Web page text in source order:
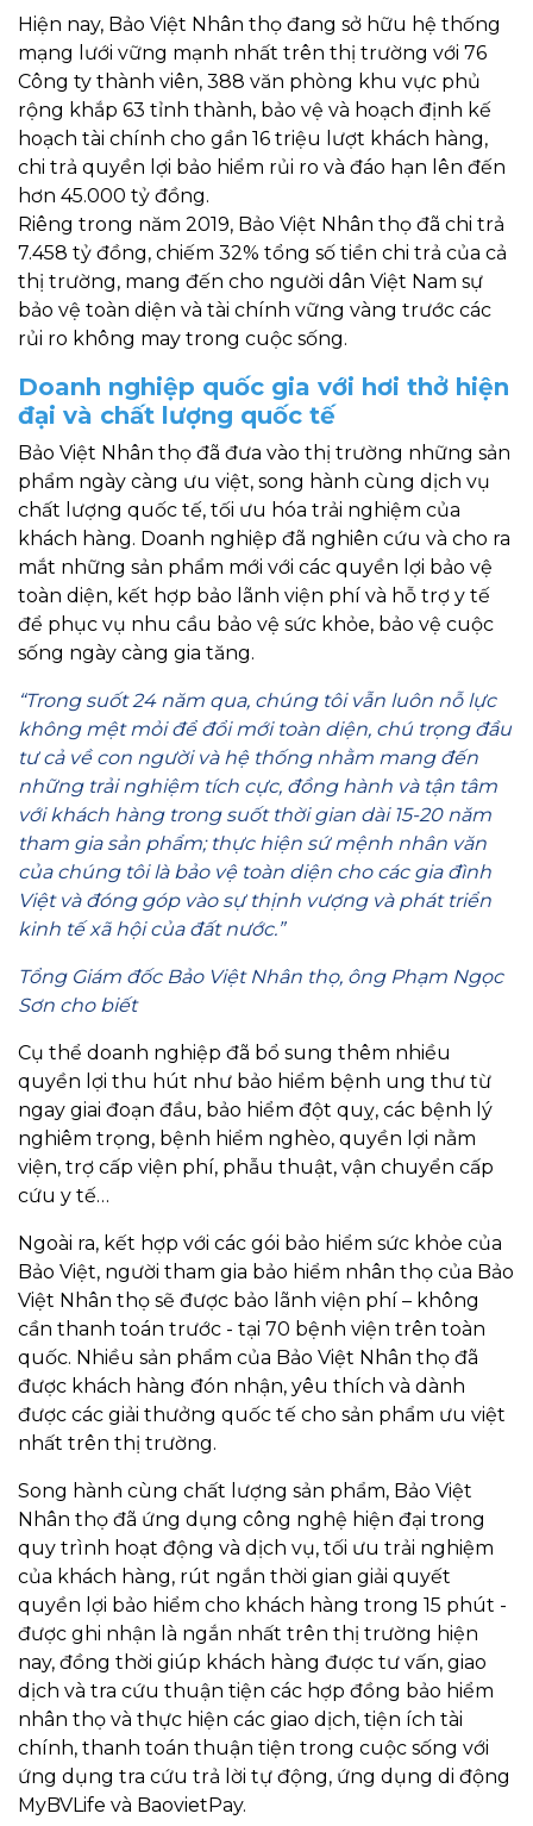
Hiện nay, Bảo Việt Nhân thọ đang sở hữu hệ thống
mạng lưới vững mạnh nhất trên thị trường với 76
Công ty thành viên, 388 văn phòng khu vực phủ
rộng khắp 63 tỉnh thành, bảo vệ và hoạch định kế
hoạch tài chính cho gần 16 triệu lượt khách hàng,
chi trả quyền lợi bảo hiểm rủi ro và đáo hạn lên đến
hơn 45.000 tỷ đồng.
Riêng trong năm 2019, Bảo Việt Nhân thọ đã chi trả
7.458 tỷ đồng, chiếm 32% tổng số tiền chi trả của cả
thị trường, mang đến cho người dân Việt Nam sự
bảo vệ toàn diện và tài chính vững vàng trước các
rủi ro không may trong cuộc sống.
Doanh nghiệp quốc gia với hơi thở hiện
đại và chất lượng quốc tế
Bảo Việt Nhân thọ đã đưa vào thị trường những sản
phẩm ngày càng ưu việt, song hành cùng dịch vụ
chất lượng quốc tế, tối ưu hóa trải nghiệm của
khách hàng. Doanh nghiệp đã nghiên cứu và cho ra
mắt những sản phẩm mới với các quyền lợi bảo vệ
toàn diện, kết hợp bảo lãnh viện phí và hỗ trợ y tế
để phục vụ nhu cầu bảo vệ sức khỏe, bảo vệ cuộc
sống ngày càng gia tăng.
“Trong suốt 24 năm qua, chúng tôi vẫn luôn nỗ lực
không mệt mỏi để đổi mới toàn diện, chú trọng đầu
tư cả về con người và hệ thống nhằm mang đến
những trải nghiệm tích cực, đồng hành và tận tâm
với khách hàng trong suốt thời gian dài 15-20 năm
tham gia sản phẩm; thực hiện sứ mệnh nhân văn
của chúng tôi là bảo vệ toàn diện cho các gia đình
Việt và đóng góp vào sự thịnh vượng và phát triển
kinh tế xã hội của đất nước.”
Tổng Giám đốc Bảo Việt Nhân thọ, ông Phạm Ngọc
Sơn cho biết
Cụ thể doanh nghiệp đã bổ sung thêm nhiều
quyền lợi thu hút như bảo hiểm bệnh ung thư từ
ngay giai đoạn đầu, bảo hiểm đột quỵ, các bệnh lý
nghiêm trọng, bệnh hiểm nghèo, quyền lợi nằm
viện, trợ cấp viện phí, phẫu thuật, vận chuyển cấp
cứu y tế…
Ngoài ra, kết hợp với các gói bảo hiểm sức khỏe của
Bảo Việt, người tham gia bảo hiểm nhân thọ của Bảo
Việt Nhân thọ sẽ được bảo lãnh viện phí – không
cần thanh toán trước - tại 70 bệnh viện trên toàn
quốc. Nhiều sản phẩm của Bảo Việt Nhân thọ đã
được khách hàng đón nhận, yêu thích và dành
được các giải thưởng quốc tế cho sản phẩm ưu việt
nhất trên thị trường.
Song hành cùng chất lượng sản phẩm, Bảo Việt
Nhân thọ đã ứng dụng công nghệ hiện đại trong
quy trình hoạt động và dịch vụ, tối ưu trải nghiệm
của khách hàng, rút ngắn thời gian giải quyết
quyền lợi bảo hiểm cho khách hàng trong 15 phút -
được ghi nhận là ngắn nhất trên thị trường hiện
nay, đồng thời giúp khách hàng được tư vấn, giao
dịch và tra cứu thuận tiện các hợp đồng bảo hiểm
nhân thọ và thực hiện các giao dịch, tiện ích tài
chính, thanh toán thuận tiện trong cuộc sống với
ứng dụng tra cứu trả lời tự động, ứng dụng di động
MyBVLife và BaovietPay.